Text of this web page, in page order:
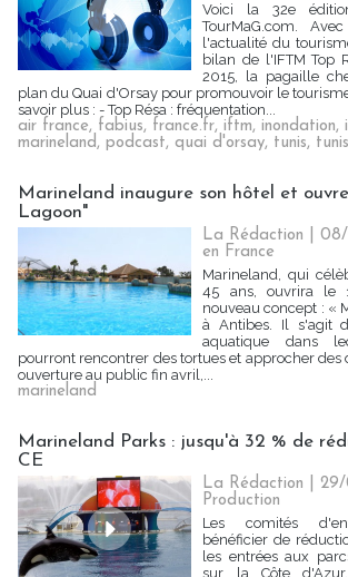
Voici la 32e
TourMaG.com.
l'actualité du
bilan de l'IFTM Top
2015, la pagaille
plan du Quai d'Orsay pour promouvoir le
savoir plus : - Top Résa : fréquentation...
air france, fabius, france.fr, iftm, inondation,
marineland, podcast, quai d'orsay, tunis,
Marineland inaugure son hôtel et
Lagoon"
La Rédaction |
en France
Marineland, qui
45 ans, ouvrira le
nouveau concept : «
à Antibes. Il s'agit
aquatique dans
pourront rencontrer des tortues et approcher des
ouverture au public fin avril,...
marineland
Marineland Parks : jusqu'à 32 % de
CE
La Rédaction | 29/
Production
Les comités
bénéficier de
les entrées aux
sur la Côte